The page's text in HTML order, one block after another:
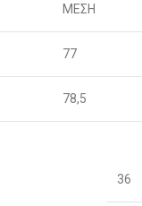
ΜΕΣΗ
77
78,5
36